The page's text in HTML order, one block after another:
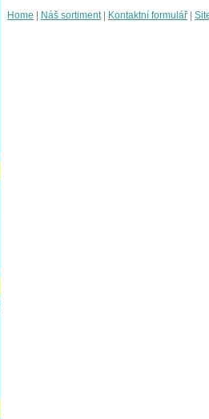
Home Náš sortiment| Kontaktní formulář